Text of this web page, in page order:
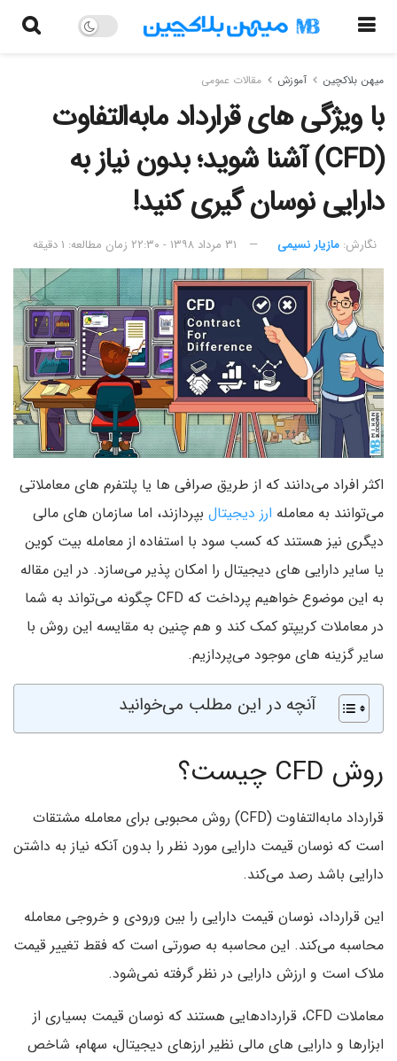
میهن بلاکچین آموزش مقالات عمومی
با ویژگی های قرارداد مابه‌التفاوت
(CFD) آشنا شوید؛ بدون نیاز به
دارایی نوسان گیری کنید!
نگارش:‌ مازیار نسیمی ۳۱ مرداد ۱۳۹۸ - ۲۲:۳۰ زمان مطالعه: ۱ دقیقه
اکثر افراد می‌دانند که از طریق صرافی ها یا پلتفرم های معاملاتی
می‌توانند به معامله ارز دیجیتال بپردازند، اما سازمان های مالی
دیگری نیز هستند که کسب سود با استفاده از معامله بیت کوین
یا سایر دارایی های دیجیتال را امکان پذیر می‌سازد. در این مقاله
به این موضوع خواهیم پرداخت که CFD چگونه می‌تواند به شما
در معاملات کریپتو کمک کند و هم چنین به مقایسه این روش با
سایر گزینه های موجود می‌پردازیم.
آنچه در این مطلب می‌خوانید
روش CFD چیست؟
قرارداد مابه‌التفاوت (CFD) روش محبوبی برای معامله مشتقات
است که نوسان قیمت دارایی مورد نظر را بدون آنکه نیاز به داشتن
دارایی باشد رصد می‌کند.
این قرارداد، نوسان قیمت دارایی را بین ورودی و خروجی معامله
محاسبه می‌کند. این محاسبه به صورتی است که فقط تغییر قیمت
ملاک است و ارزش دارایی در نظر گرفته نمی‌شود.
معاملات CFD، قراردادهایی هستند که نوسان قیمت بسیاری از
ابزارها و دارایی های مالی نظیر ارزهای دیجیتال، سهام، شاخص